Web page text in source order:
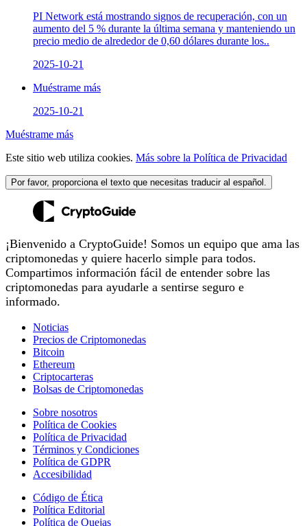
PI Network está mostrando signos de recuperación, con un
aumento del 5 % durante la última semana y manteniendo un
precio medio de alrededor de 0,60 dólares durante los..
2025-10-21
Muéstrame más
2025-10-21
Muéstrame más
Este sitio web utiliza cookies. Más sobre la Política de Privacidad
Por favor, proporciona el texto que necesitas traducir al español.
¡Bienvenido a CryptoGuide! Somos un equipo que ama las
criptomonedas y quiere hacerlo simple para todos.
Compartimos información fácil de entender sobre las
criptomonedas para ayudarle a sentirse seguro e
informado.
Noticias
Precios de Criptomonedas
Bitcoin
Ethereum
Criptocarteras
Bolsas de Criptomonedas
Sobre nosotros
Política de Cookies
Política de Privacidad
Términos y Condiciones
Política de GDPR
Accesibilidad
Código de Ética
Política Editorial
Política de Quejas